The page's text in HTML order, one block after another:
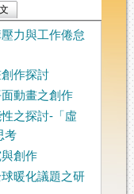
力與工作倦怠
作探討
動畫之創作
之探討-「虛
考
創作
暖化議題之研